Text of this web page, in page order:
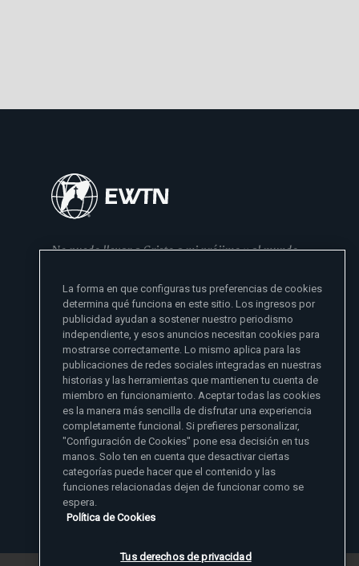
No puedo llevar a Cristo a mi prójimo y al mundo
- Madre Angelica
Sitios de noticias EWTN
Aci Prensa
ChurchPOP
Afiliados
English
España
Polska
Magyar
Más información
Madre Angelica
Sala de Prensa
Contacto
1-800-447-3986
EIN: 63-0801391
La forma en que configuras tus preferencias de cookies
determina qué funciona en este sitio. Los ingresos por
publicidad ayudan a sostener nuestro periodismo
independiente, y esos anuncios necesitan cookies para
mostrarse correctamente. Lo mismo aplica para las
publicaciones de redes sociales integradas en nuestras
historias y las herramientas que mantienen tu cuenta de
miembro en funcionamiento. Aceptar todas las cookies
es la manera más sencilla de disfrutar una experiencia
completamente funcional. Si prefieres personalizar,
"Configuración de Cookies" pone esa decisión en tus
manos. Solo ten en cuenta que desactivar ciertas
categorías puede hacer que el contenido y las
funciones relacionadas dejen de funcionar como se
espera.
Política de Cookies
Tus derechos de privacidad